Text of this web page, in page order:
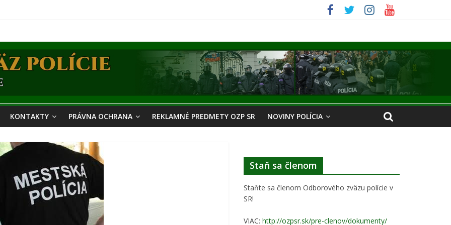
KONTAKTY PRÁVNA OCHRANA REKLAMNÉ PREDMETY OZP SR NOVINY POLÍCIA
Staň sa členom
Staňte sa členom Odborového zväzu polície v
SR!
VIAC: http://ozpsr.sk/pre-clenov/dokumenty/